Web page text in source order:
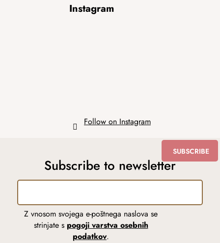
Instagram
Follow on Instagram
Subscribe to newsletter
Z vnosom svojega e-poštnega naslova se
strinjate s pogoji varstva osebnih
podatkov.
SUBSCRIBE